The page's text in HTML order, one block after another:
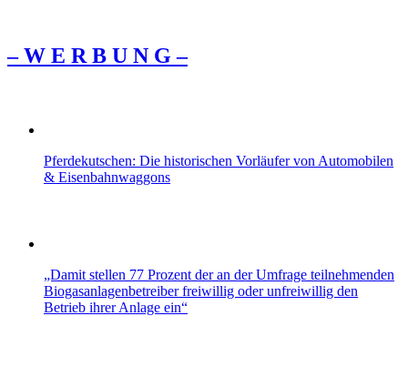
– W Ε R Β U Ν G –
Pferdekutschen: Die historischen Vorläufer von Automobilen
& Eisenbahnwaggons
„Damit stellen 77 Prozent der an der Umfrage teilnehmenden
Biogasanlagenbetreiber freiwillig oder unfreiwillig den
Betrieb ihrer Anlage ein“